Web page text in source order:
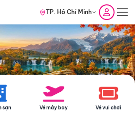
TP. Hồ Chí Minh
sạn Vé máy bay Vé vui chơi